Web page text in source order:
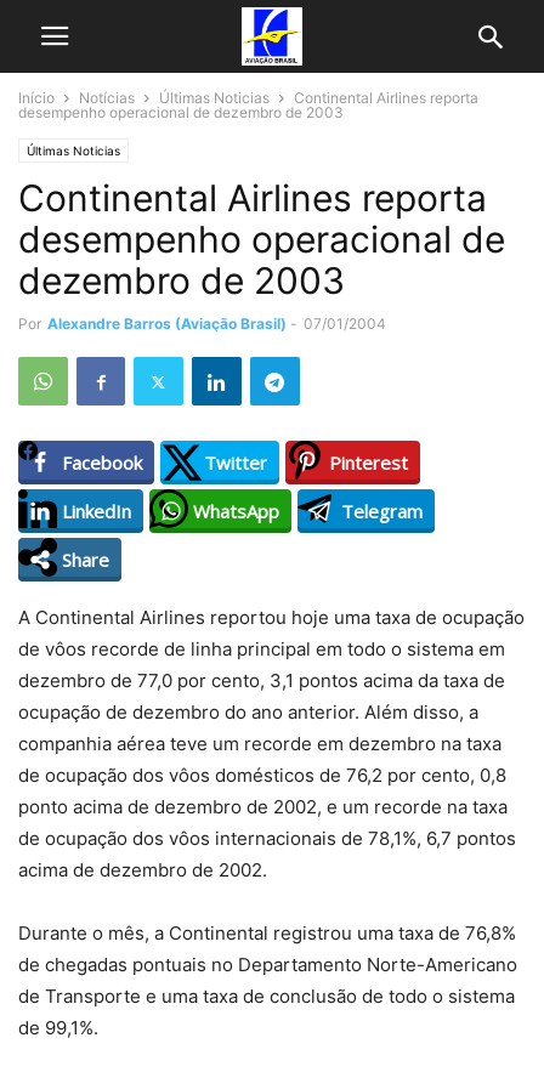
Início Notícias Últimas Noticias
Continental Airlines reporta
desempenho operacional de dezembro de 2003
Últimas Noticias
Continental Airlines reporta
desempenho operacional de
dezembro de 2003
Por Alexandre Barros (Aviação Brasil) - 07/01/2004
Facebook Twitter
Pinterest
LinkedIn
WhatsApp
Telegram
Share
A Continental Airlines reportou hoje uma taxa de ocupação
de vôos recorde de linha principal em todo o sistema em
dezembro de 77,0 por cento, 3,1 pontos acima da taxa de
ocupação de dezembro do ano anterior. Além disso, a
companhia aérea teve um recorde em dezembro na taxa
de ocupação dos vôos domésticos de 76,2 por cento, 0,8
ponto acima de dezembro de 2002, e um recorde na taxa
de ocupação dos vôos internacionais de 78,1%, 6,7 pontos
acima de dezembro de 2002.
Durante o mês, a Continental registrou uma taxa de 76,8%
de chegadas pontuais no Departamento Norte-Americano
de Transporte e uma taxa de conclusão de todo o sistema
de 99,1%.